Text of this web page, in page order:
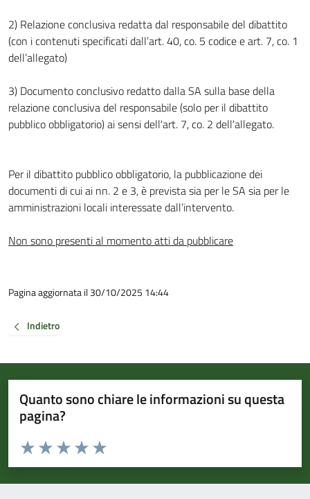
2) Relazione conclusiva redatta dal responsabile del dibattito
(con i contenuti specificati dall’art. 40, co. 5 codice e art. 7, co. 1
dell’allegato)
3) Documento conclusivo redatto dalla SA sulla base della
relazione conclusiva del responsabile (solo per il dibattito
pubblico obbligatorio) ai sensi dell'art. 7, co. 2 dell'allegato.
Per il dibattito pubblico obbligatorio, la pubblicazione dei
documenti di cui ai nn. 2 e 3, è prevista sia per le SA sia per le
amministrazioni locali interessate dall’intervento.
Non sono presenti al momento atti da pubblicare
Pagina aggiornata il 30/10/2025 14:44
Indietro
Quanto sono chiare le informazioni su questa
pagina?
Valuta da 1 a 5 stelle la pagina
Valuta 5 stelle su 5
Valuta 4 stelle su 5
Valuta 3 stelle su 5
Valuta 2 stelle su 5
Valuta 1 stelle su 5